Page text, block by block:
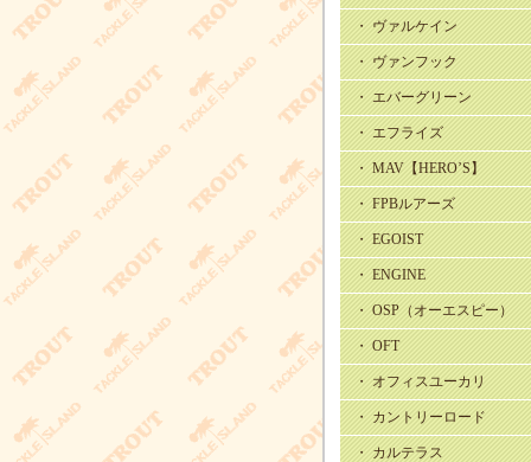
・ ヴァルケイン
・ ヴァンフック
・ エバーグリーン
・ エフライズ
・ MAV【HERO’S】
・ FPBルアーズ
・ EGOIST
・ ENGINE
・ OSP（オーエスピー）
・ OFT
・ オフィスユーカリ
・ カントリーロード
・ カルテラス